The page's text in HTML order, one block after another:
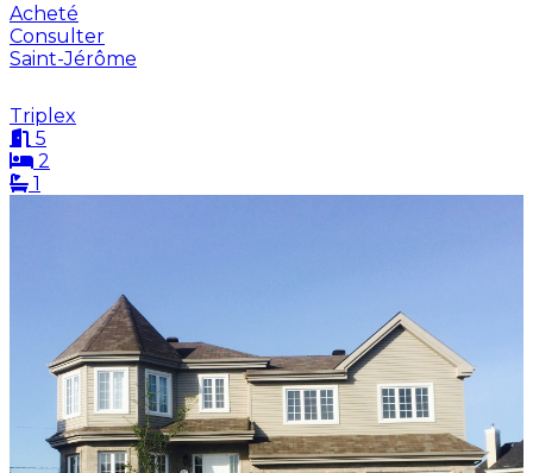
Acheté
Consulter
Saint-Jérôme
Triplex
5
2
1